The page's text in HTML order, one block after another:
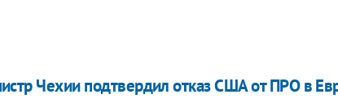
Чехии подтвердил отказ США от ПРО в